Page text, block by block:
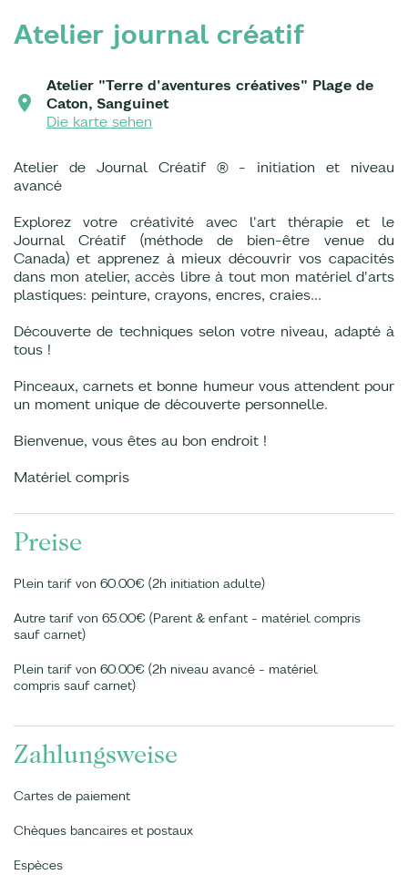
Atelier journal créatif
Atelier "Terre d'aventures créatives" Plage de
Caton, Sanguinet
Die karte sehen
Atelier de Journal Créatif ® - initiation et niveau
avancé
Explorez votre créativité avec l'art thérapie et le
Journal Créatif (méthode de bien-être venue du
Canada) et apprenez à mieux découvrir vos capacités
dans mon atelier, accès libre à tout mon matériel d'arts
plastiques: peinture, crayons, encres, craies...
Découverte de techniques selon votre niveau, adapté à
tous !
Pinceaux, carnets et bonne humeur vous attendent pour
un moment unique de découverte personnelle.
Bienvenue, vous êtes au bon endroit !
Matériel compris
Preise
Plein tarif von 60.00€ (2h initiation adulte)
Autre tarif von 65.00€ (Parent & enfant - matériel compris
sauf carnet)
Plein tarif von 60.00€ (2h niveau avancé - matériel
compris sauf carnet)
Zahlungsweise
Cartes de paiement
Chèques bancaires et postaux
Espèces